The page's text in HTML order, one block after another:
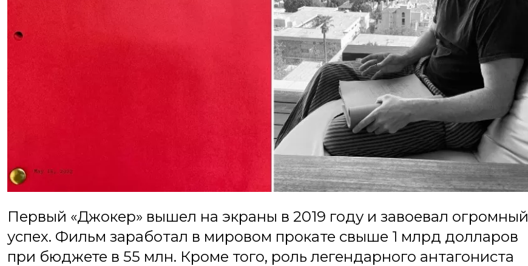
Первый «Джокер» вышел на экраны в 2019 году и завоевал огромный
успех. Фильм заработал в мировом прокате свыше 1 млрд долларов
при бюджете в 55 млн. Кроме того, роль легендарного антагониста